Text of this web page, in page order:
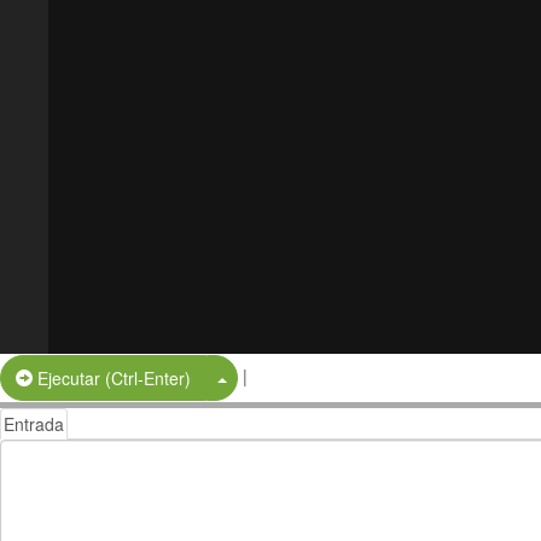
Ejecutar (Ctrl-Enter) Split Button!
|
Entrada